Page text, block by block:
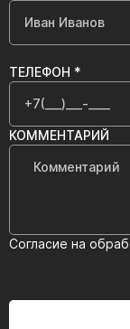
ТЕЛЕФОН *
КОММЕНТАРИЙ
Согласие на